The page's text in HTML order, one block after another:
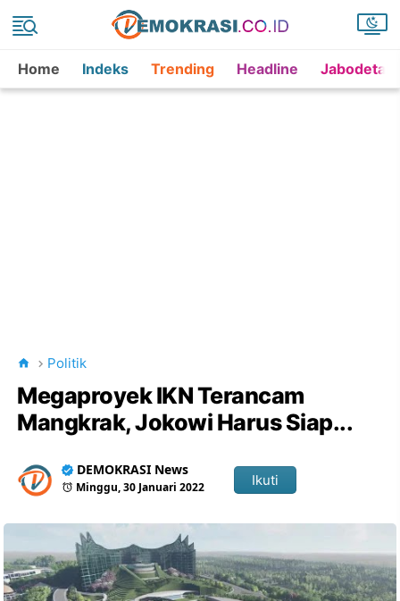
Home Indeks Trending Headline
Politik
Megaproyek IKN Terancam
Mangkrak, Jokowi Harus Siap...
DEMOKRASI News
Minggu, 30 Januari 2022 Ikuti